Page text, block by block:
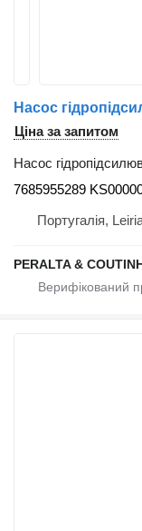
Ціна за запитом
Насос
7685955289
Португалія,
PERALTA &